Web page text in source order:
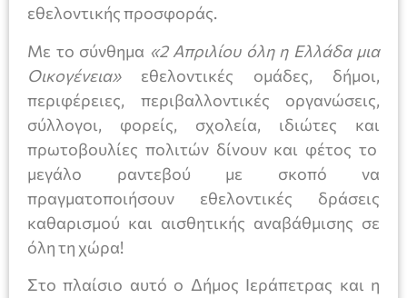
εθελοντικής προσφοράς.
Με το σύνθημα «2 Απριλίου όλη η Ελλάδα μια
Οικογένεια»εθελοντικές ομάδες, δήμοι,
περιφέρειες, περιβαλλοντικές οργανώσεις,
σύλλογοι, φορείς, σχολεία, ιδιώτες και
πρωτοβουλίες πολιτών δίνουν και φέτος το
μεγάλο ραντεβού με σκοπό να
πραγματοποιήσουν εθελοντικές δράσεις
καθαρισμού και αισθητικής αναβάθμισης σε
όλη τη χώρα!
Στο πλαίσιο αυτό ο Δήμος Ιεράπετρας και η